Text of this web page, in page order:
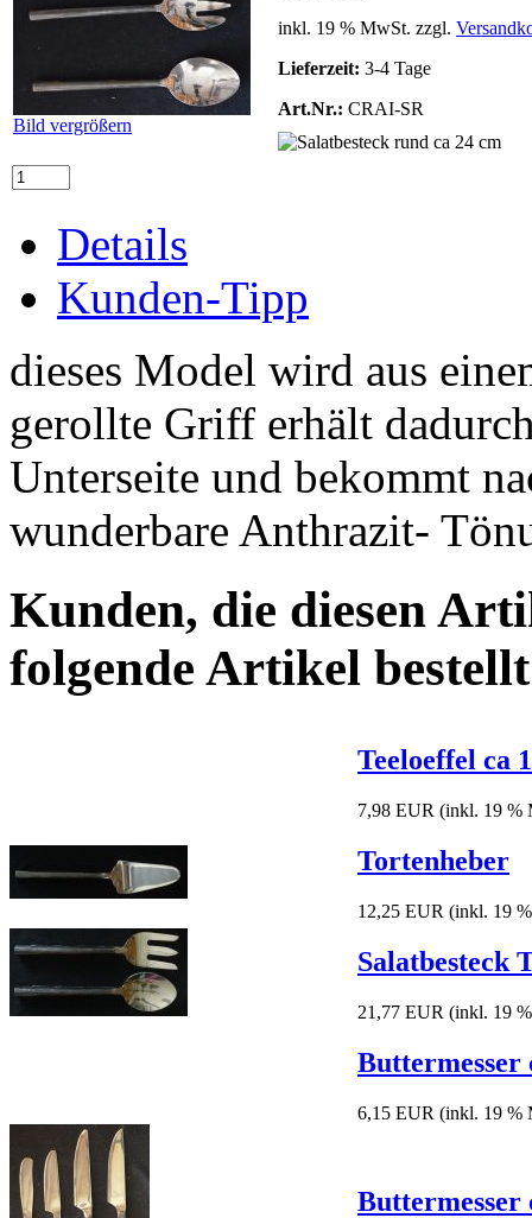
Bild vergrößern
inkl. 19 % MwSt. zzgl.
Lieferzeit: 3-4 Tage
Art.Nr.: CRAI-SR
Details
Kunden-Tipp
dieses Model wird aus
gerollte Griff erhält
Unterseite und bekommt
wunderbare Anthrazit-
Kunden, die diesen
folgende Artikel
Teeloeffel ca
7,98 EUR (inkl. 19 %
Tortenheber
12,25 EUR (inkl. 19
Salatbesteck
21,77 EUR (inkl. 19
Buttermesser
6,15 EUR (inkl. 19 %
Buttermesser